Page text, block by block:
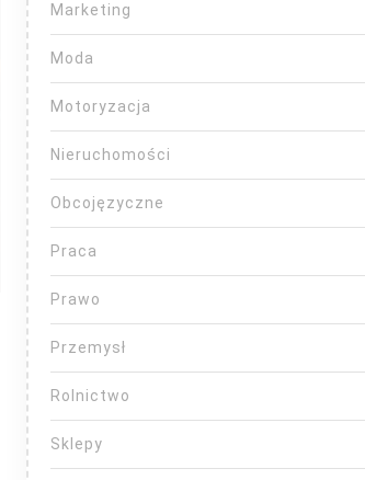
Marketing
Moda
Motoryzacja
Nieruchomości
Obcojęzyczne
Praca
Prawo
Przemysł
Rolnictwo
Sklepy